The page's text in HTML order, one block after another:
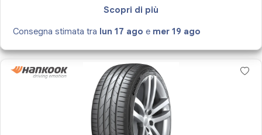
Scopri di più
Consegna stimata tra lun 17 ago e mer 19 ago